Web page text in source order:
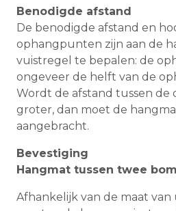
Benodigde afstand
De benodigde afstand en
ophangpunten zijn aan de
vuistregel te bepalen: de
ongeveer de helft van de
Wordt de afstand tussen
groter, dan moet de
aangebracht.
Bevestiging
Hangmat tussen twee
Afhankelijk van de maat